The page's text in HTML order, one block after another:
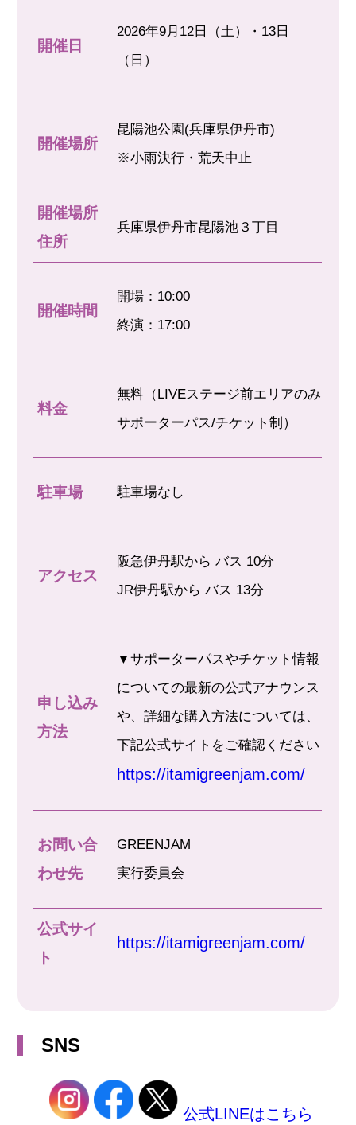
開催日
2026年9月12日（土）・13日
（日）
開催場所
昆陽池公園(兵庫県伊丹市)
※小雨決行・荒天中止
開催場所
住所
兵庫県伊丹市昆陽池３丁目
開催時間
開場：10:00
終演：17:00
料金
無料（LIVEステージ前エリアのみ
サポーターパス/チケット制）
駐車場 駐車場なし
アクセス
阪急伊丹駅から バス 10分
JR伊丹駅から バス 13分
申し込み
方法
▼サポーターパスやチケット情報
についての最新の公式アナウンス
や、詳細な購入方法については、
下記公式サイトをご確認ください
https://itamigreenjam.com/
お問い合
わせ先
GREENJAM
実行委員会
公式サイ
ト
https://itamigreenjam.com/
SNS
公式LINEはこちら